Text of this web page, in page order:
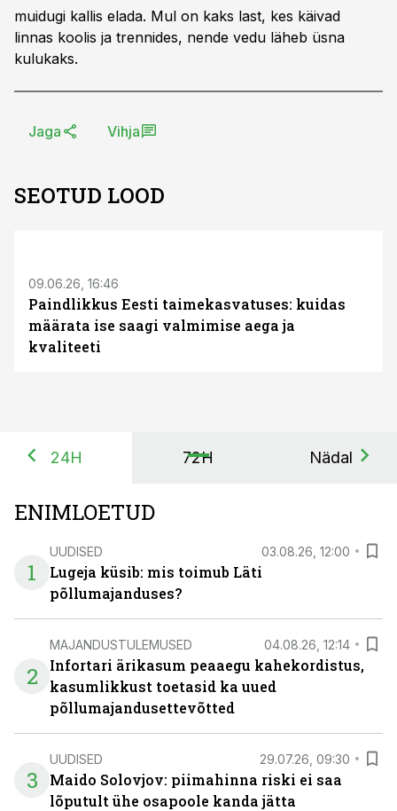
muidugi kallis elada. Mul on kaks last, kes käivad
linnas koolis ja trennides, nende vedu läheb üsna
kulukaks.
Jaga Vihja
SEOTUD LOOD
09.06.26, 16:46
Paindlikkus Eesti taimekasvatuses: kuidas
määrata ise saagi valmimise aega ja
kvaliteeti
24H 72H Nädal
ENIMLOETUD
1
UUDISED 03.08.26, 12:00
Lugeja küsib: mis toimub Läti
põllumajanduses?
2
MAJANDUSTULEMUSED 04.08.26, 12:14
Infortari ärikasum peaaegu kahekordistus,
kasumlikkust toetasid ka uued
põllumajandusettevõtted
3
UUDISED 29.07.26, 09:30
Maido Solovjov: piimahinna riski ei saa
lõputult ühe osapoole kanda jätta